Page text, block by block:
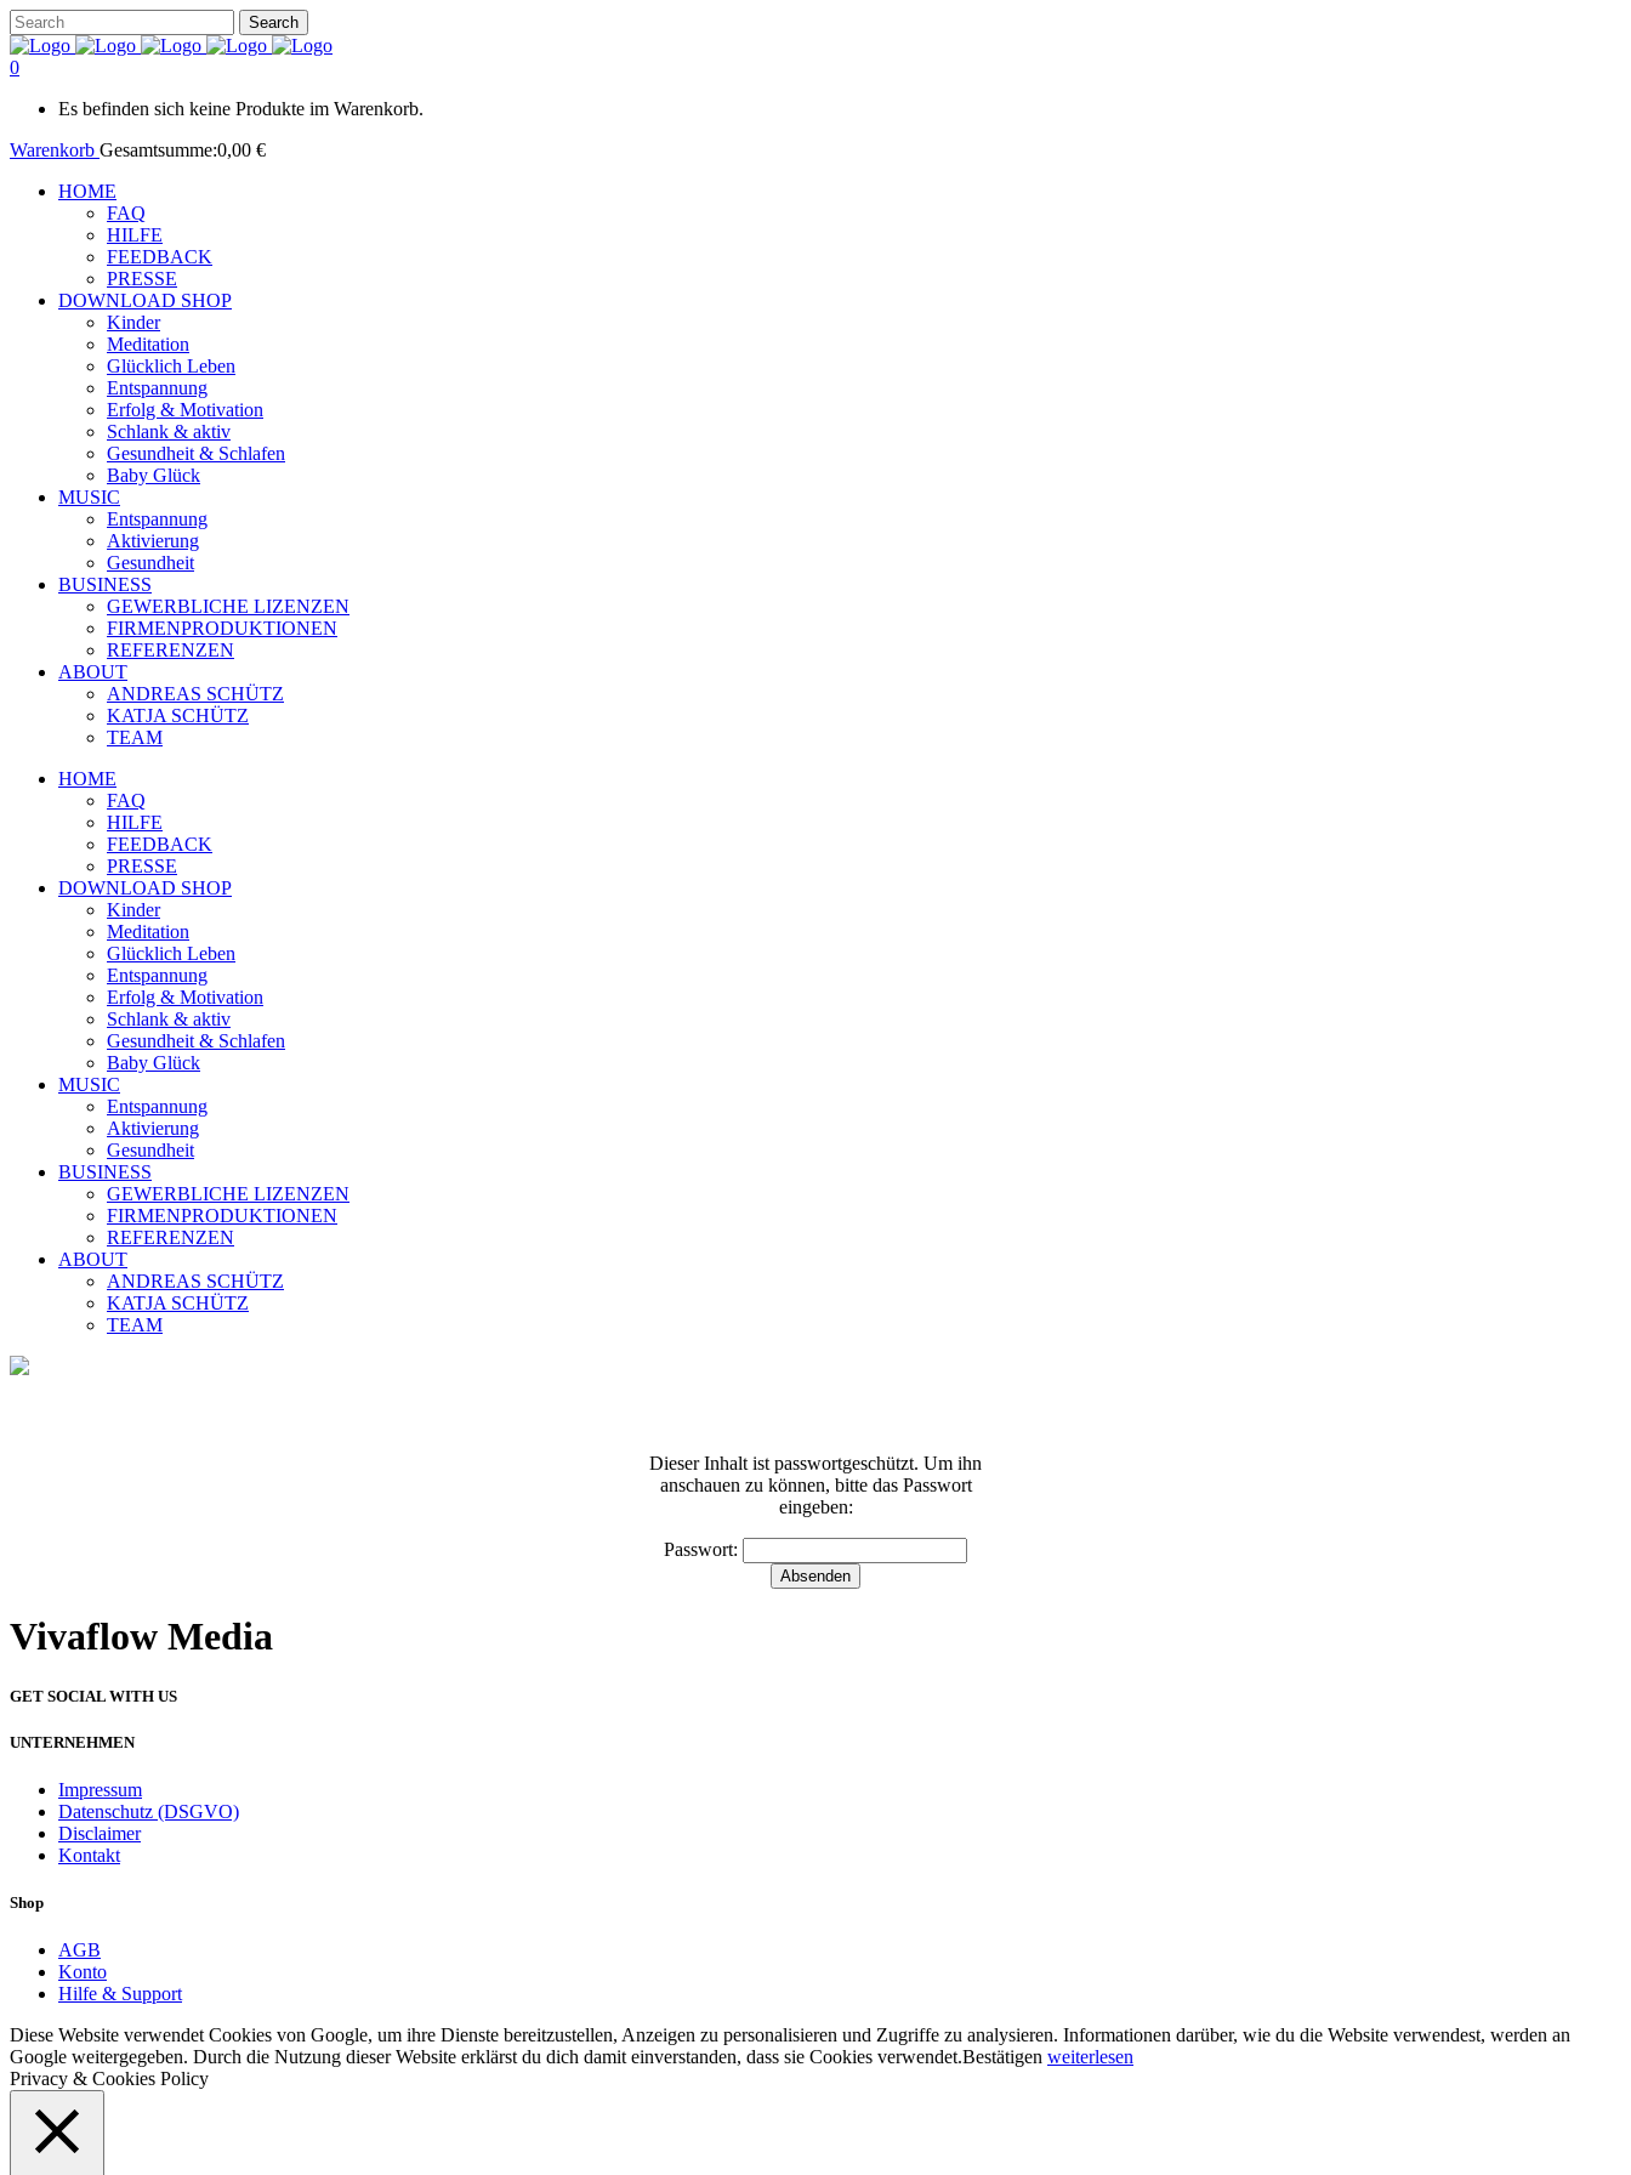
0
Es befinden sich keine Produkte im Warenkorb.
Warenkorb Gesamtsumme:0,00 €
HOME
FAQ
HILFE
FEEDBACK
PRESSE
DOWNLOAD SHOP
Kinder
Meditation
Glücklich Leben
Entspannung
Erfolg & Motivation
Schlank & aktiv
Gesundheit & Schlafen
Baby Glück
MUSIC
Entspannung
Aktivierung
Gesundheit
BUSINESS
GEWERBLICHE LIZENZEN
FIRMENPRODUKTIONEN
REFERENZEN
ABOUT
ANDREAS SCHÜTZ
KATJA SCHÜTZ
TEAM
HOME
FAQ
HILFE
FEEDBACK
PRESSE
DOWNLOAD SHOP
Kinder
Meditation
Glücklich Leben
Entspannung
Erfolg & Motivation
Schlank & aktiv
Gesundheit & Schlafen
Baby Glück
MUSIC
Entspannung
Aktivierung
Gesundheit
BUSINESS
GEWERBLICHE LIZENZEN
FIRMENPRODUKTIONEN
REFERENZEN
ABOUT
ANDREAS SCHÜTZ
KATJA SCHÜTZ
TEAM
Geschützt: Kalender-Beste Mama-Tag2
Dieser Inhalt ist passwortgeschützt. Um ihn
anschauen zu können, bitte das Passwort
eingeben:
Passwort:
Vivaflow Media
GET SOCIAL WITH US
UNTERNEHMEN
Impressum
Datenschutz (DSGVO)
Disclaimer
Kontakt
Shop
AGB
Konto
Hilfe & Support
Diese Website verwendet Cookies von Google, um ihre Dienste bereitzustellen, Anzeigen zu personalisieren und Zugriffe zu analysieren. Informationen darüber, wie du die Website verwendest, werden an
Google weitergegeben. Durch die Nutzung dieser Website erklärst du dich damit einverstanden, dass sie Cookies verwendet.Bestätigen weiterlesen
Privacy & Cookies Policy